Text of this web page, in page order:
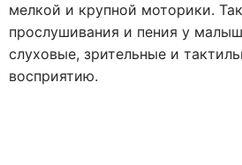
мелкой и крупной моторики.
прослушивания и пения у
слуховые, зрительные и
восприятию.